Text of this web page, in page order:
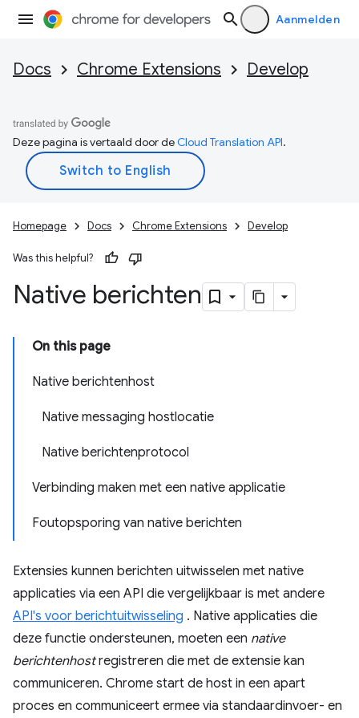
Aanmelden
Docs Chrome Extensions Develop
Deze pagina is vertaald door deCloud Translation API.
Homepage Docs Chrome Extensions Develop
Was this helpful?
Native berichten
On this page
Native berichtenhost
Native messaging hostlocatie
Native berichtenprotocol
Verbinding maken met een native applicatie
Foutopsporing van native berichten
Extensies kunnen berichten uitwisselen met native
applicaties via een API die vergelijkbaar is met andere
API's voor berichtuitwisseling . Native applicaties die
deze functie ondersteunen, moeten een native
berichtenhostregistreren die met de extensie kan
communiceren. Chrome start de host in een apart
proces en communiceert ermee via standaardinvoer- en